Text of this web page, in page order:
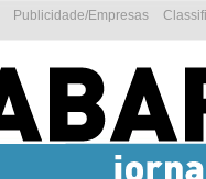
Publicidade/Empresas